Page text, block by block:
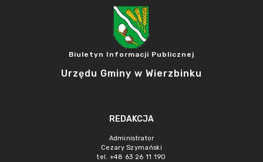
Biuletyn Informacji Publicznej
Urzędu Gminy w Wierzbinku
REDAKCJA
Administrator
Cezary Szymański
tel. +48 63 26 11 190